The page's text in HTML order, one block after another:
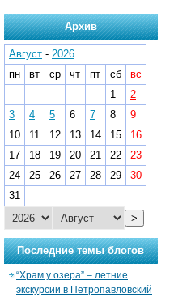
Архив
Август - 2026
пн
вт ср чт пт сб
вс
1
2
3
4 5 6 7 8
9
10
11 12 13 14 15
16
17
18 19 20 21 22
23
24
25 26 27 28 29
30
31
>
Последние темы блогов
“Храм у озера” – летние
экскурсии в Петропавловский